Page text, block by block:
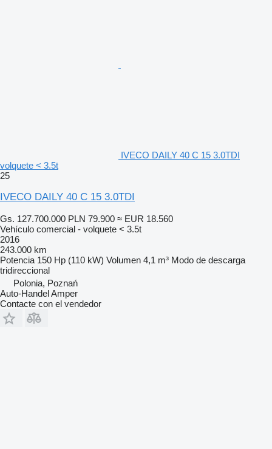
IVECO DAILY 40 C 15 3.0TDI
volquete < 3.5t
25
IVECO DAILY 40 C 15 3.0TDI
Gs. 127.700.000 PLN 79.900 ≈ EUR 18.560
Vehículo comercial - volquete < 3.5t
2016
243.000 km
Potencia 150 Hp (110 kW) Volumen 4,1 m³ Modo de descarga
tridireccional
Polonia, Poznań
Auto-Handel Amper
Contacte con el vendedor